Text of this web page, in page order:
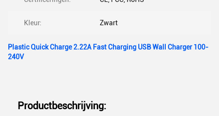
Kleur: Zwart
Plastic Quick Charge 2.22A Fast Charging USB Wall Charger 100-
240V
Productbeschrijving: